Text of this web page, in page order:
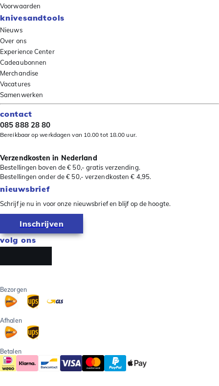
Voorwaarden
knivesandtools
Nieuws
Over ons
Experience Center
Cadeaubonnen
Merchandise
Vacatures
Samenwerken
contact
085 888 28 80
Bereikbaar op werkdagen van 10.00 tot 18.00 uur.
Verzendkosten in Nederland
Bestellingen boven de € 50,- gratis verzending.
Bestellingen onder de € 50,- verzendkosten € 4,95.
nieuwsbrief
Schrijf je nu in voor onze nieuwsbrief en blijf op de hoogte.
Inschrijven
volg ons
Bezorgen
Afhalen
Betalen